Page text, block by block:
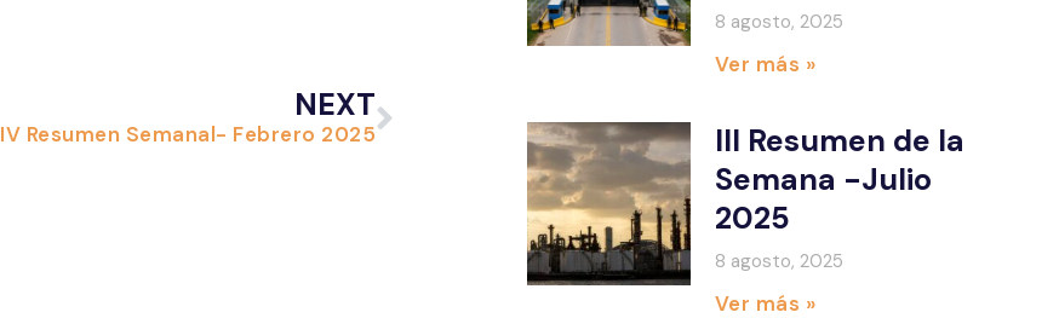
NEXT
IV Resumen Semanal- Febrero 2025
8 agosto, 2025
Ver más »
III Resumen de la
Semana -Julio
2025
8 agosto, 2025
Ver más »